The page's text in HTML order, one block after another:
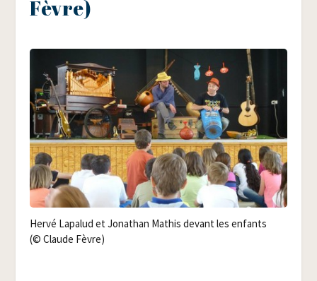
Fèvre)
Her­vé Lapa­lud et Jona­than Mathis devant les enfants
(© Claude Fèvre)